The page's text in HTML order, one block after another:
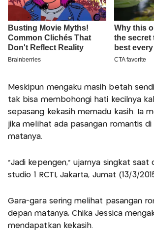
Meskipun mengaku masih betah
tak bisa membohongi hati kecilnya
sepasang kekasih memadu kasih. Ia
jika melihat ada pasangan romantis di
matanya.
"Jadi kepengen," ujarnya singkat saat
studio 1 RCTI, Jakarta, Jumat (13/3/
Gara-gara sering melihat pasangan
depan matanya, Chika Jessica
mendapatkan kekasih.